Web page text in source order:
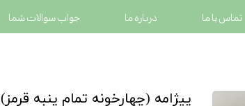
تماس با ما درباره ما جواب سوالات شما
پیژامه (چهارخونه تمام پنبه قرمز)